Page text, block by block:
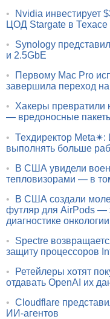
•
Nvidia инвестирует
ЦОД Stargate в Техасе
•
Synology
и 2.5GbE
•
Первому Mac Pro
завершила переход на
•
Хакеры превратили
— вредоносные
• Техдиректор Meta✴:
выполнять больше
•
В США увидели
тепловизорами — в
•
В США создали
футляр для AirPods —
диагностике онкологии
•
Spectre
защиту процессоров
•
Ретейлеры хотят
отдавать OpenAI их
• Cloudflare
ИИ-агентов